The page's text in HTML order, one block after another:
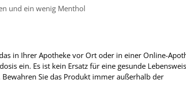
und ein wenig Menthol
in Ihrer Apotheke vor Ort oder in einer Online-
ein. Es ist kein Ersatz für eine gesunde
Sie das Produkt immer außerhalb der